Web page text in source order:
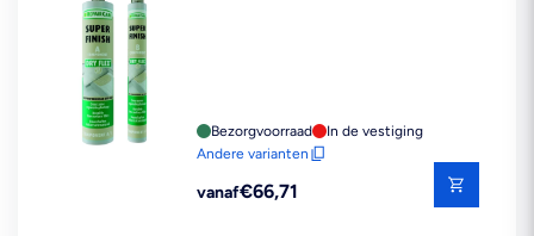
Bezorgvoorraad
In de vestiging
Andere varianten
Reguliere
vanaf€66,71